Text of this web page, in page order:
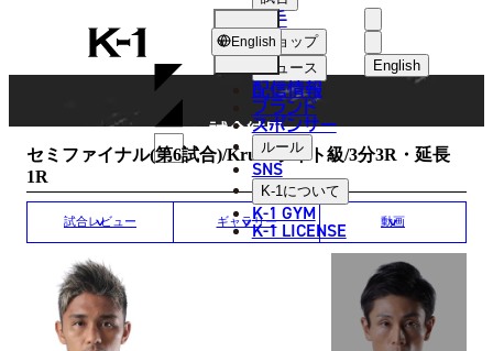
K-
1
English
中文（繁體
選手
ショップ
ニュース
配信情報
ブランド
スポンサー
ルール
SNS
K-1について
K-1 GYM
K-1 LICENSE
English
MATCH RESULT
試合結果
セミファイナル(第6試合)/Krushライト級/3分3R・延長
1R
試合レビュー ギャラリー 動画